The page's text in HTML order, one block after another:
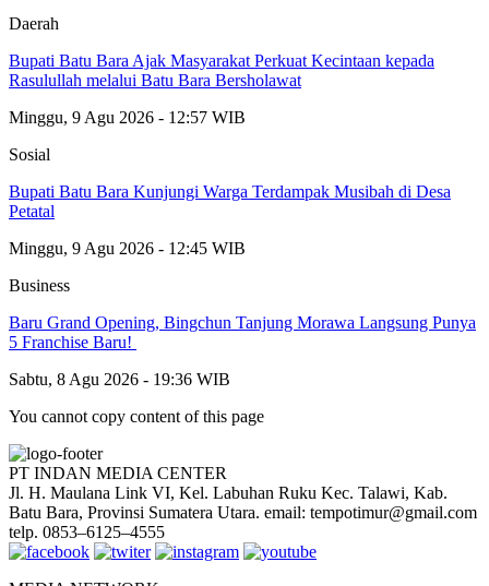
Daerah
Bupati Batu Bara Ajak Masyarakat Perkuat Kecintaan kepada
Rasulullah melalui Batu Bara Bersholawat
Minggu, 9 Agu 2026 - 12:57 WIB
Sosial
Bupati Batu Bara Kunjungi Warga Terdampak Musibah di Desa
Petatal
Minggu, 9 Agu 2026 - 12:45 WIB
Business
‎Baru Grand Opening, Bingchun Tanjung Morawa Langsung Punya
5 Franchise Baru! ‎
Sabtu, 8 Agu 2026 - 19:36 WIB
You cannot copy content of this page
PT INDAN MEDIA CENTER
Jl. H. Maulana Link VI, Kel. Labuhan Ruku Kec. Talawi, Kab.
Batu Bara, Provinsi Sumatera Utara. email: tempotimur@gmail.com
telp. 0853–6125–4555